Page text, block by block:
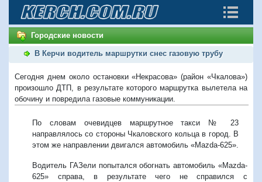
Городские новости
В Керчи водитель маршрутки снес газовую трубу
Сегодня днем около остановки «Некрасова» (район «Чкалова»)
произошло ДТП, в результате которого маршрутка вылетела на
обочину и повредила газовые коммуникации.
По словам очевидцев маршрутное такси № 23
направлялось со стороны Чкаловского кольца в город. В
этом же направлении двигался автомобиль «Mazda-625».
Водитель ГАЗели попытался обогнать автомобиль «Mazda-
625» справа, в результате чего не справился с